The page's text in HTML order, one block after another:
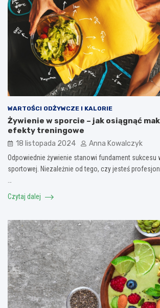
WARTOŚCI ODŻYWCZE I KALORIE
Żywienie w sporcie – jak osiągnąć
efekty treningowe
18 listopada 2024 Anna Kowalczyk
Odpowiednie żywienie stanowi fundament sukcesu
sportowej. Niezależnie od tego, czy jesteś
Czytaj dalej